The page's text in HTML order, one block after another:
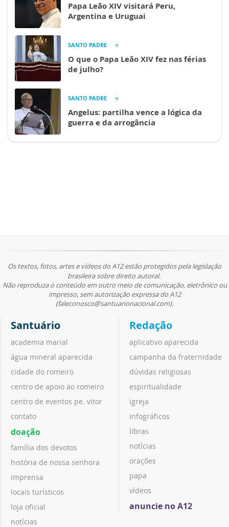
Papa Leão XIV visitará Peru,
Argentina e Uruguai
SANTO PADRE
O que o Papa Leão XIV fez nas férias
de julho?
SANTO PADRE
Angelus: partilha vence a lógica da
guerra e da arrogância
Os textos, fotos, artes e vídeos do A12 estão protegidos pela legislação
brasileira sobre direito autoral.
Não reproduza o conteúdo em outro meio de comunicação, eletrônico ou
impresso, sem autorização expressa do A12
(faleconosco@santuarionacional.com).
Santuário
academia marial
água mineral aparecida
cidade do romeiro
centro de apoio ao romeiro
centro de eventos pe. vitor
contato
doação
família dos devotos
história de nossa senhora
imprensa
locais turísticos
loja oficial
notícias
Redação
aplicativo aparecida
campanha da fraternidade
dúvidas religiosas
espiritualidade
igreja
infográficos
libras
notícias
orações
papa
vídeos
anuncie no A12